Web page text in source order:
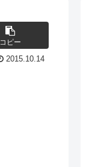
コピー
2015.10.14